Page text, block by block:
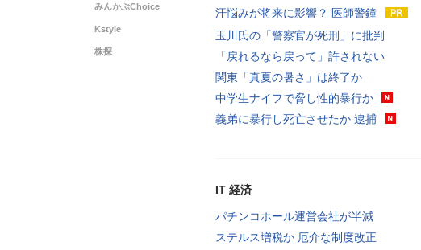
みんかぶChoice
Kstyle
株探
汗悩みが将来に影響？ 医師警鐘
玉川氏の「警察官が死刑」に批判
「戻れるなら戻って」許されない
関東「真夏の暑さ」は終了か
中学生ナイフで脅し性的暴行か
義弟に暴行し死亡させたか 逮捕
IT 経済
パチンコホール運営会社が半減
ステルス増税か 厄介な制度改正